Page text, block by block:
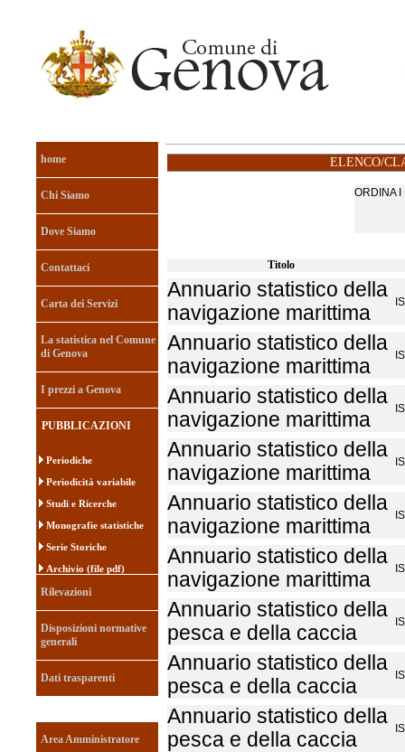
home
Chi Siamo
Dove Siamo
Contattaci
Carta dei Servizi
La statistica nel Comune
di Genova
I prezzi a Genova
PUBBLICAZIONI
Periodiche
Periodicità variabile
Studi e Ricerche
Monografie statistiche
Serie Storiche
Archivio (file pdf)
Rilevazioni
Disposizioni normative
generali
Dati trasparenti
Area Amministratore
ELENCO/
Titolo
Annuario statistico della
navigazione marittima
Annuario statistico della
navigazione marittima
Annuario statistico della
navigazione marittima
Annuario statistico della
navigazione marittima
Annuario statistico della
navigazione marittima
Annuario statistico della
navigazione marittima
Annuario statistico della
pesca e della caccia
Annuario statistico della
pesca e della caccia
Annuario statistico della
pesca e della caccia